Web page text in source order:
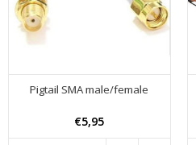
Pigtail SMA male/female
€5,95